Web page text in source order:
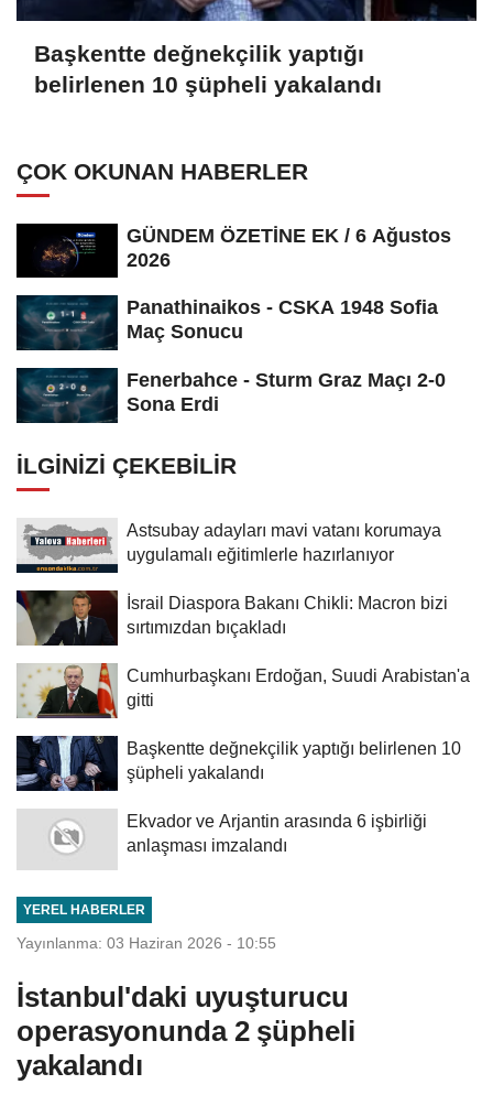
Başkentte değnekçilik yaptığı
belirlenen 10 şüpheli yakalandı
ÇOK OKUNAN HABERLER
GÜNDEM ÖZETİNE EK / 6 Ağustos
2026
Panathinaikos - CSKA 1948 Sofia
Maç Sonucu
Fenerbahce - Sturm Graz Maçı 2-0
Sona Erdi
İLGINIZI ÇEKEBILIR
Astsubay adayları mavi vatanı korumaya
uygulamalı eğitimlerle hazırlanıyor
İsrail Diaspora Bakanı Chikli: Macron bizi
sırtımızdan bıçakladı
Cumhurbaşkanı Erdoğan, Suudi Arabistan'a
gitti
Başkentte değnekçilik yaptığı belirlenen 10
şüpheli yakalandı
Ekvador ve Arjantin arasında 6 işbirliği
anlaşması imzalandı
YEREL HABERLER
Yayınlanma: 03 Haziran 2026 - 10:55
İstanbul'daki uyuşturucu
operasyonunda 2 şüpheli
yakalandı